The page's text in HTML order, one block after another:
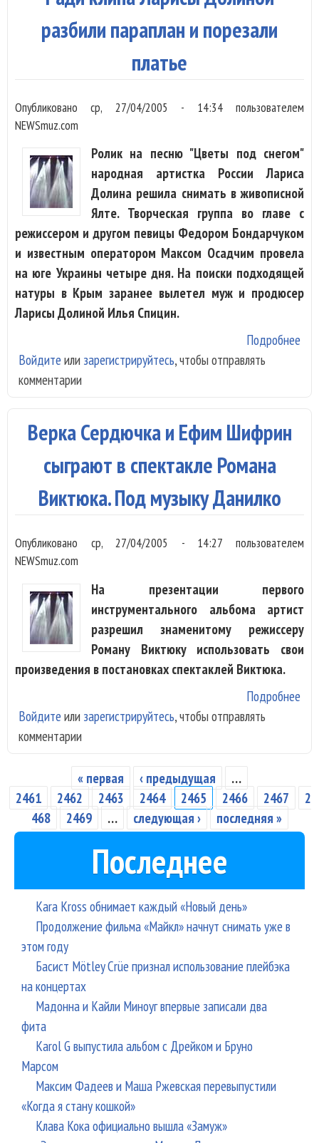
разбили параплан и порезали
платье
Опубликованоср, 27/04/2005 - 14:34пользователем
NEWSmuz.com
Ролик на песню "Цветы под снегом"
народная артистка России Лариса
Долина решила снимать в живописной
Ялте. Творческая группа во главе с
режиссером и другом певицы Федором Бондарчуком
и известным оператором Максом Осадчим провела
на юге Украины четыре дня. На поиски подходящей
натуры в Крым заранее вылетел муж и продюсер
Ларисы Долиной Илья Спицин.
Подробнее
Войдите или зарегистрируйтесь, чтобы отправлять
комментарии
Верка Сердючка и Ефим Шифрин
сыграют в спектакле Романа
Виктюка. Под музыку Данилко
Опубликовано ср, 27/04/2005 - 14:27 пользователем
NEWSmuz.com
На презентации первого
инструментального альбома артист
разрешил знаменитому режиссеру
Роману Виктюку использовать свои
произведения в постановках спектаклей Виктюка.
Подробнее
Войдите или зарегистрируйтесь, чтобы отправлять
комментарии
Страницы
« первая ‹ предыдущая
…
2461
2462 2463 2464 2465 2466 2467
2
468
2469 … следующая › последняя »
Последнее
Kara Kross обнимает каждый «Новый день»
Продолжение фильма «Майкл» начнут снимать уже в
этом году
Басист Mötley Crüe признал использование плейбэка
на концертах
Мадонна и Кайли Миноуг впервые записали два
фита
Karol G выпустила альбом с Дрейком и Бруно
Марсом
Максим Фадеев и Маша Ржевская перевыпустили
«Когда я стану кошкой»
Клава Кока официально вышла «Замуж»